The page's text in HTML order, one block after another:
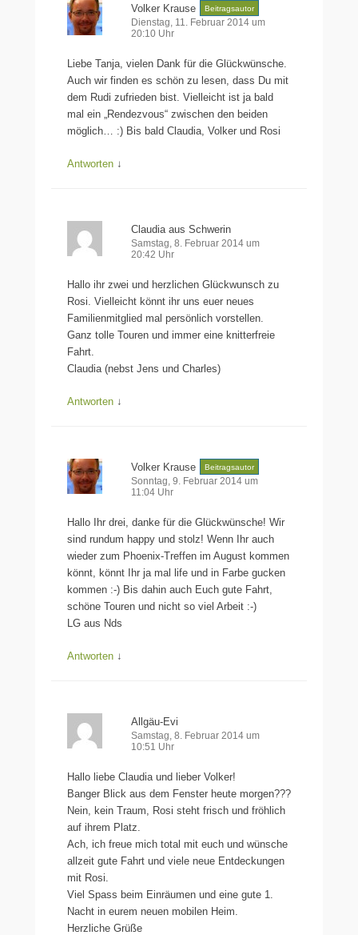
Volker Krause Beitragsautor
Dienstag, 11. Februar 2014 um
20:10 Uhr
Liebe Tanja, vielen Dank für die Glückwünsche.
Auch wir finden es schön zu lesen, dass Du mit
dem Rudi zufrieden bist. Vielleicht ist ja bald
mal ein „Rendezvous“ zwischen den beiden
möglich… :) Bis bald Claudia, Volker und Rosi
Antworten ↓
Claudia aus Schwerin
Samstag, 8. Februar 2014 um
20:42 Uhr
Hallo ihr zwei und herzlichen Glückwunsch zu
Rosi. Vielleicht könnt ihr uns euer neues
Familienmitglied mal persönlich vorstellen.
Ganz tolle Touren und immer eine knitterfreie
Fahrt.
Claudia (nebst Jens und Charles)
Antworten ↓
Volker Krause Beitragsautor
Sonntag, 9. Februar 2014 um
11:04 Uhr
Hallo Ihr drei, danke für die Glückwünsche! Wir
sind rundum happy und stolz! Wenn Ihr auch
wieder zum Phoenix-Treffen im August kommen
könnt, könnt Ihr ja mal life und in Farbe gucken
kommen :-) Bis dahin auch Euch gute Fahrt,
schöne Touren und nicht so viel Arbeit :-)
LG aus Nds
Antworten ↓
Allgäu-Evi
Samstag, 8. Februar 2014 um
10:51 Uhr
Hallo liebe Claudia und lieber Volker!
Banger Blick aus dem Fenster heute morgen???
Nein, kein Traum, Rosi steht frisch und fröhlich
auf ihrem Platz.
Ach, ich freue mich total mit euch und wünsche
allzeit gute Fahrt und viele neue Entdeckungen
mit Rosi.
Viel Spass beim Einräumen und eine gute 1.
Nacht in eurem neuen mobilen Heim.
Herzliche Grüße